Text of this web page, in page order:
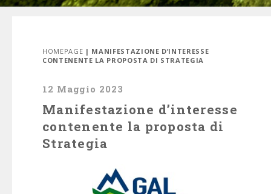
HOMEPAGE | MANIFESTAZIONE D’INTERESSE
CONTENENTE LA PROPOSTA DI STRATEGIA
12 Maggio 2023
Manifestazione d’interesse
contenente la proposta di
Strategia